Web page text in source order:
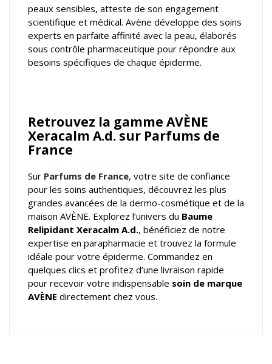
peaux sensibles, atteste de son engagement
scientifique et médical. Avène développe des soins
experts en parfaite affinité avec la peau, élaborés
sous contrôle pharmaceutique pour répondre aux
besoins spécifiques de chaque épiderme.
Retrouvez la gamme AVÈNE
Xeracalm A.d. sur Parfums de
France
Sur Parfums de France, votre site de confiance
pour les soins authentiques, découvrez les plus
grandes avancées de la dermo-cosmétique et de la
maison AVÈNE. Explorez l’univers du Baume
Relipidant Xeracalm A.d., bénéficiez de notre
expertise en parapharmacie et trouvez la formule
idéale pour votre épiderme. Commandez en
quelques clics et profitez d’une livraison rapide
pour recevoir votre indispensable soin de marque
AVÈNE directement chez vous.